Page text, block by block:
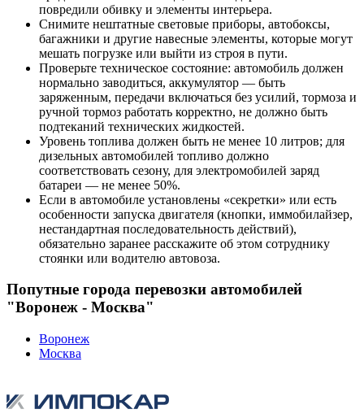
повредили обивку и элементы интерьера.
Снимите нештатные световые приборы, автобоксы,
багажники и другие навесные элементы, которые могут
мешать погрузке или выйти из строя в пути.
Проверьте техническое состояние: автомобиль должен
нормально заводиться, аккумулятор — быть
заряженным, передачи включаться без усилий, тормоза и
ручной тормоз работать корректно, не должно быть
подтеканий технических жидкостей.
Уровень топлива должен быть не менее 10 литров; для
дизельных автомобилей топливо должно
соответствовать сезону, для электромобилей заряд
батареи — не менее 50%.
Если в автомобиле установлены «секретки» или есть
особенности запуска двигателя (кнопки, иммобилайзер,
нестандартная последовательность действий),
обязательно заранее расскажите об этом сотруднику
стоянки или водителю автовоза.
Попутные города перевозки автомобилей
"Воронеж - Москва"
Воронеж
Москва